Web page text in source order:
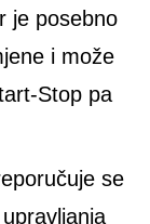
je posebno
i može
Stop pa
se